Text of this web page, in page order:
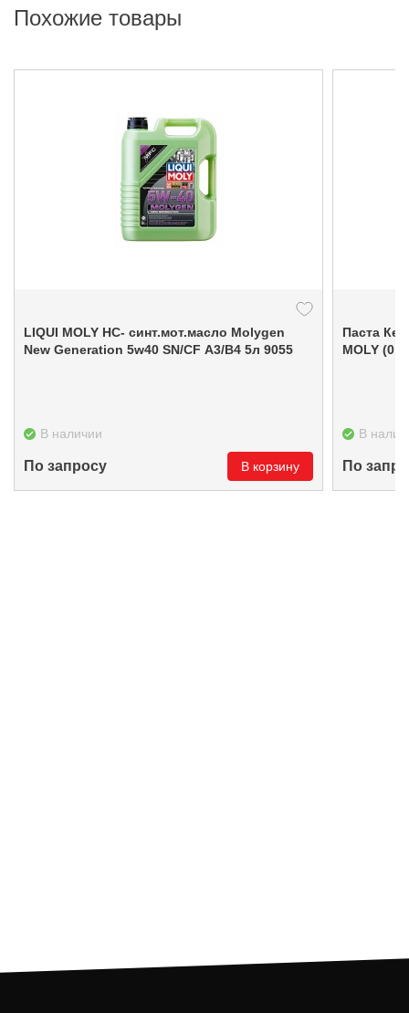
Похожие товары
LIQUI MOLY НС- синт.мот.масло Molygen
New Gеnеration 5w40 SN/CF A3/B4 5л 9055
В наличии
По запросу В корзину
Паста
MOLY
В
По